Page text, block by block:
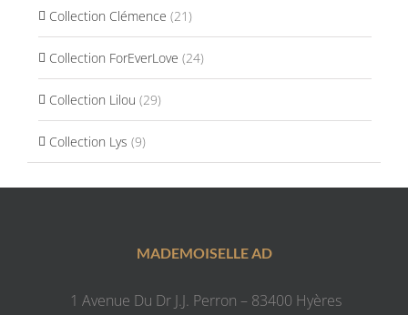
Collection Clémence (21)
Collection ForEverLove (24)
Collection Lilou (29)
Collection Lys (9)
MADEMOISELLE AD
1 Avenue Du Dr J.J. Perron – 83400 Hyères